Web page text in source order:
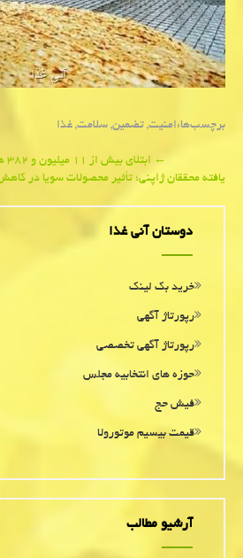
برچسب‌ها:امنیت,تضمین,سلامت,غذا
navigation
←ابتلای بیش از ۱۱ میلیون و ۳۸۲ هزار نفر در جهان به كووید-۱۹
یافته محققان ژاپنی؛ تأثیر محصولات سویا در
دوستان آنی غذا
خرید بک لینک
رپورتاژ آگهی
رپورتاژ آگهی تخصصی
حوزه های انتخابیه مجلس
فیش حج
قیمت بیسیم موتورولا
آرشیو مطالب